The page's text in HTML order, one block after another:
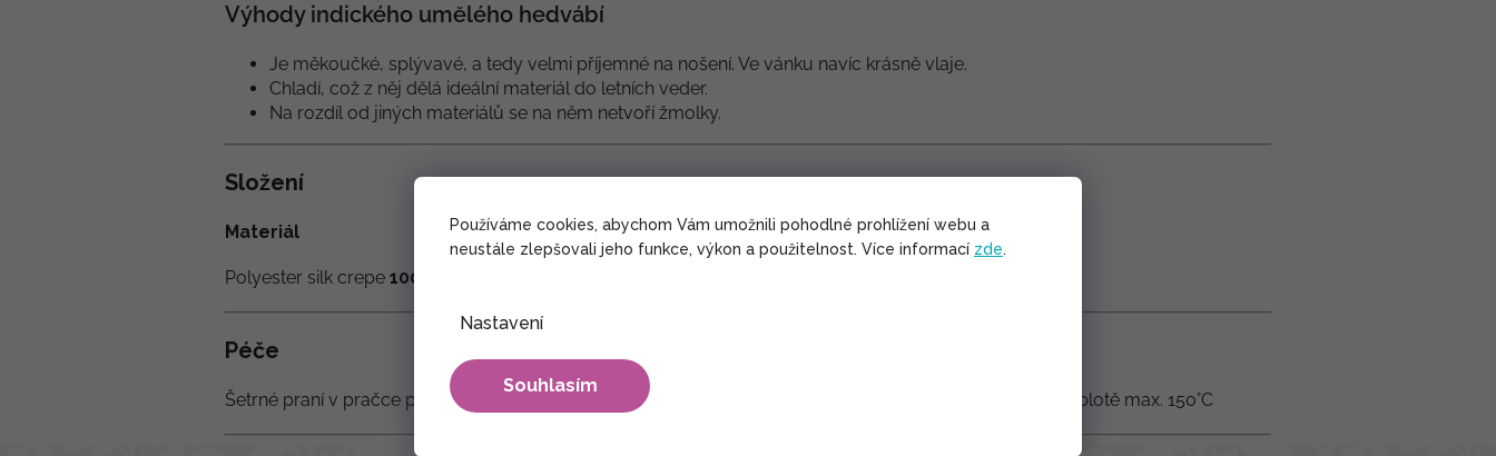
Používáme cookies, abychom Vám umožnili pohodlné prohlížení webu a
neustále zlepšovali jeho funkce, výkon a použitelnost. Více informací zde.
Nastavení
Souhlasím
Výhody indického umělého hedvábí
Je měkoučké, splývavé, a tedy velmi příjemné na nošení. Ve vánku navíc krásně vlaje.
Chladí, což z něj dělá ideální materiál do letních veder.
Na rozdíl od jiných materiálů se na něm netvoří žmolky.
Složení
Materiál
Polyester silk crepe 100% - tzv. indické umělé hedvábí
Péče
Šetrné praní v pračce při teplotě max. 30°C. Nesmí se bělit. Sušení výrobku nejlépe ve stínu. Žehlení při teplotě max. 150°C